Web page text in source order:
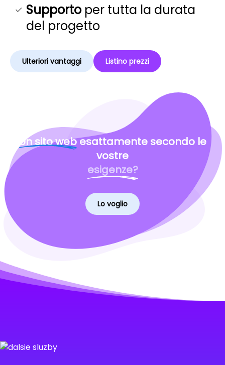
Supportoper tutta la durata
del progetto
Ulteriori vantaggi Listino prezzi
Un sito webesattamente secondo le
vostre
esigenze?
Lo voglio